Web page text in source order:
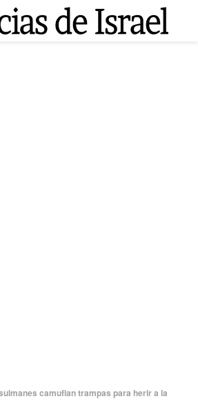
camuflan trampas para herir a la